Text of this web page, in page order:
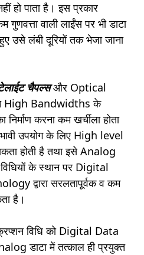
हो पाता है। इस प्रकार
वाली लाईंस पर भी डाटा
उसे लंबी दूरियों तक भेजा जाना
चैपल्सऔर Optical
High Bandwidths के
करना कम खर्चीला होता
उपयोग के लिए High level
होती है तथा इसे Analog
के स्थान पर Digital
द्वारा सरलतापूर्वक व कम
है।
विधि को Digital Data
डाटा में तत्काल ही प्रयुक्त